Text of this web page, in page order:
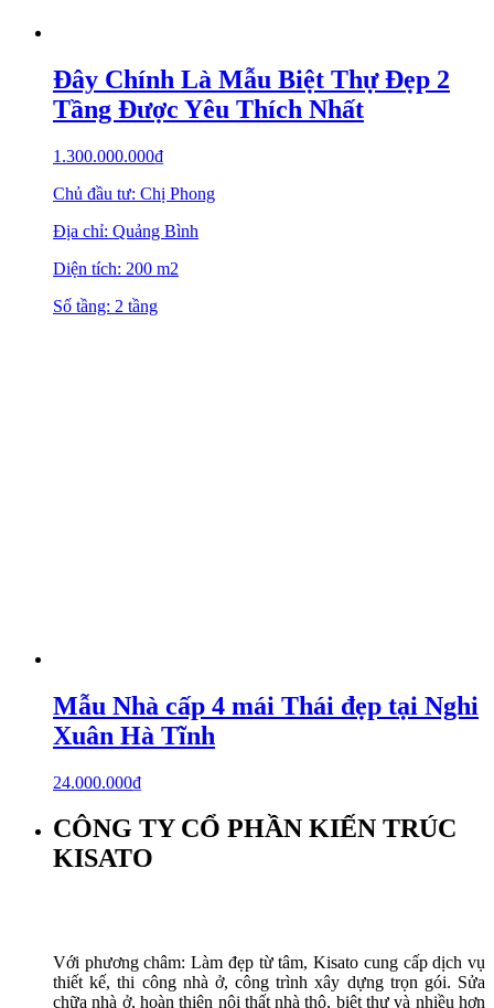
Đây Chính Là Mẫu Biệt Thự Đẹp 2
Tầng Được Yêu Thích Nhất
1.300.000.000₫
Chủ đầu tư: Chị Phong
Địa chỉ: Quảng Bình
Diện tích: 200 m2
Số tầng: 2 tầng
Mẫu Nhà cấp 4 mái Thái đẹp tại Nghi
Xuân Hà Tĩnh
24.000.000₫
CÔNG TY CỔ PHẦN KIẾN TRÚC
KISATO
Với phương châm: Làm đẹp từ tâm, Kisato cung cấp dịch vụ
thiết kế, thi công nhà ở, công trình xây dựng trọn gói. Sửa
chữa nhà ở, hoàn thiện nội thất nhà thô, biệt thự và nhiều hơn